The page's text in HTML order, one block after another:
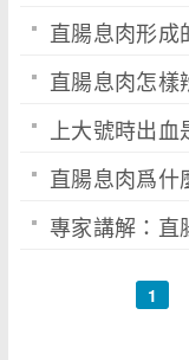
直腸息肉形成
直腸息肉怎樣
上大號時出
直腸息肉爲什
專家講解：直
1